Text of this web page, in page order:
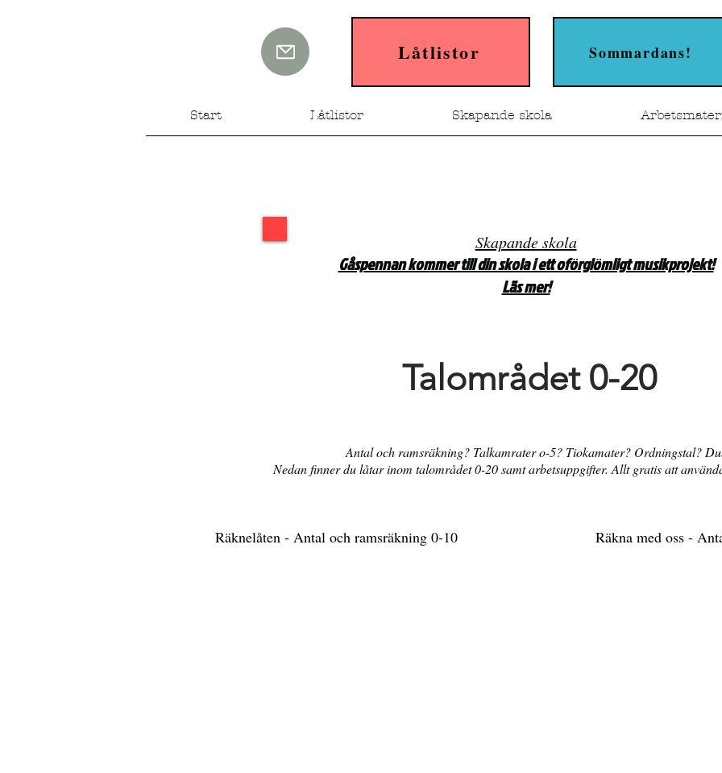
Start Låtlistor Skapande skola
Låtlistor Sommardans!
Skapande skola
Gåspennan kommer till din skola i ett oförglömligt musikprojekt!
Läs mer!
Talområdet 0-20
Antal och ramsräkning? Talkamrater o-5? Tiokamater? Ordningstal?
Nedan finner du låtar inom talområdet 0-20 samt arbetsuppgifter. Allt gratis att
Räknelåten - Antal och ramsräkning 0-10 Räkna med oss -